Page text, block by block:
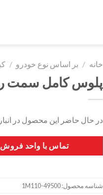
خانه / بر اساس نوع خودرو /
پلوس کامل سمت
در حال حاضر این محصول در
تماس با واحد فروش
شناسه محصول:49500-1M110